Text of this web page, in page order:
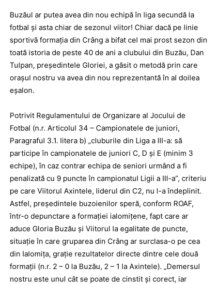
Buzăul ar putea avea din nou echipă în liga secundă la
fotbal şi asta chiar de sezonul viitor! Chiar dacă pe linie
sportivă formaţia din Crâng a bifat cel mai prost sezon din
toată istoria de peste 40 de ani a clubului din Buzău, Dan
Tulpan, preşedintele Gloriei, a găsit o metodă prin care
oraşul nostru va avea din nou reprezentantă în al doilea
eşalon.
Potrivit Regulamentului de Organizare al Jocului de
Fotbal (n.r. Articolul 34 – Cam­pionatele de juniori,
Paragraful 3.1. litera b) „cluburile din Liga a III-a: să
participe în campionatele de juniori C, D şi E (minim 3
echipe), în caz contrar echipa de seniori urmând a fi
penalizată cu 9 puncte în campionatul Ligii a III-a”, criteriu
pe care Viitorul Axintele, liderul din C2, nu l-a îndeplinit.
Astfel, preşedintele buzoienilor speră, conform ROAF,
într-o depunctare a formaţiei ialomiţene, fapt care ar
aduce Gloria Buzău şi Viitorul la egalitate de puncte,
situaţie în care gruparea din Crâng ar surclasa-o pe cea
din Ialomiţa, graţie rezultatelor directe dintre cele două
formaţii (n.r. 2 – 0 la Buzău, 2 – 1 la Axintele). „Demersul
nostru este unul cât se poate de cinstit şi corect, iar